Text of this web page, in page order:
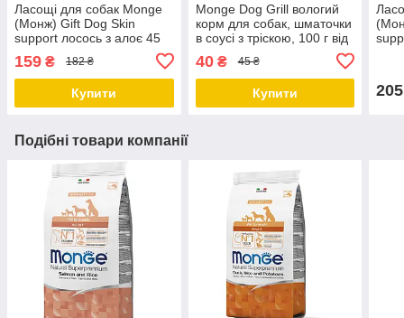
Ласощі для собак Monge
(Монж) Gift Dog Skin
support лосось з алоє 45
159 ₴ 182 ₴
Купити
Monge Dog Grill вологий
корм для собак, шматочки
в соусі з тріскою, 100 г від
40₴ 45 ₴
Купити 205
Подібні товари компанії